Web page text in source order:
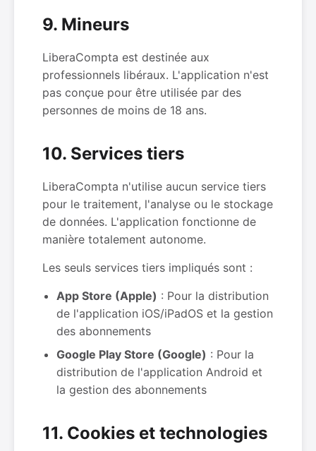
9. Mineurs
LiberaCompta est destinée aux
professionnels libéraux. L'application n'est
pas conçue pour être utilisée par des
personnes de moins de 18 ans.
10. Services tiers
LiberaCompta n'utilise aucun service tiers
pour le traitement, l'analyse ou le stockage
de données. L'application fonctionne de
manière totalement autonome.
Les seuls services tiers impliqués sont :
App Store (Apple) : Pour la distribution
de l'application iOS/iPadOS et la gestion
des abonnements
Google Play Store (Google) : Pour la
distribution de l'application Android et
la gestion des abonnements
11. Cookies et technologies